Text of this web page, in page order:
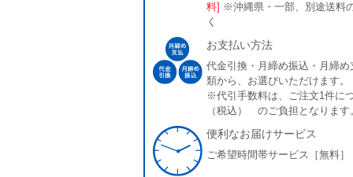
料] ※沖縄県・一部、別途送料
く
お支払い方法
代金引換・月締め振込・月締め
類から、お選びいただけます。
※代引手数料は、ご注文1件に
（税込） のご負担となります
便利なお届けサービス
ご希望時間帯サービス［無料］